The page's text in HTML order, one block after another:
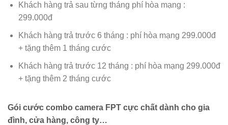
Khách hàng trả sau từng tháng phí hòa mạng :
299.000đ
Khách hàng trả trước 6 tháng : phí hòa mạng 299.000đ
+ tặng thêm 1 tháng cước
Khách hàng trả trước 12 tháng : phí hòa mạng 299.000đ
+ tặng thêm 2 tháng cước
Gói cước combo camera FPT cực chất dành cho gia
đình, cửa hàng, công ty…